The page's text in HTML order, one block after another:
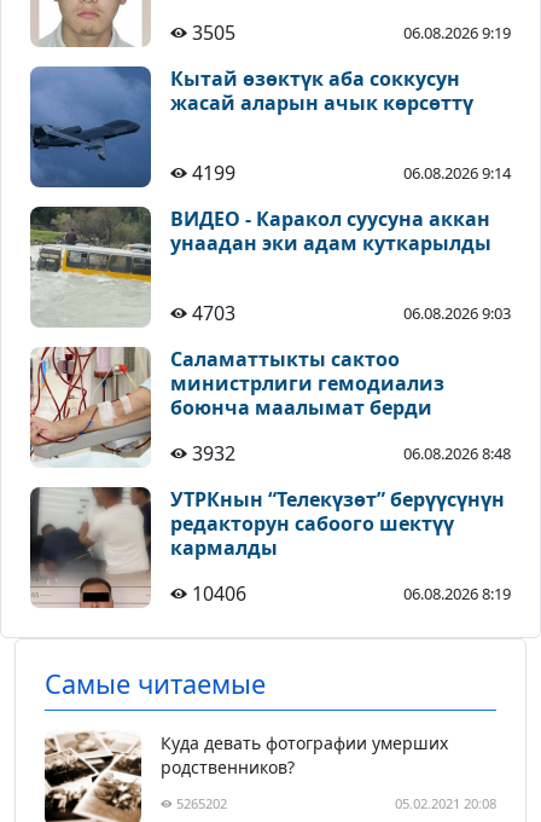
3505
06.08.2026 9:19
Кытай өзөктүк аба соккусун
жасай аларын ачык көрсөттү
4199 06.08.2026 9:14
ВИДЕО - Каракол суусуна аккан
унаадан эки адам куткарылды
4703 06.08.2026 9:03
Саламаттыкты сактоо
министрлиги гемодиализ
боюнча маалымат берди
3932
06.08.2026 8:48
УТРКнын “Телекүзөт” берүүсүнүн
редакторун сабоого шектүү
кармалды
10406
06.08.2026 8:19
Самые читаемые
Куда девать фотографии умерших
родственников?
5265202 05.02.2021 20:08